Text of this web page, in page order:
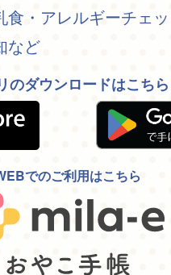
食・アレルギーチェ
など
のダウンロードはこちら
でのご利用はこちら